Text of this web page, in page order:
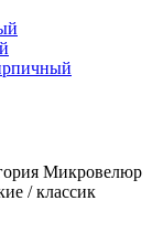
Микровелюр
/ классик